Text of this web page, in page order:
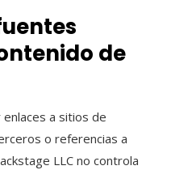
de
enlaces a sitios de
o referencias a
LLC no controla